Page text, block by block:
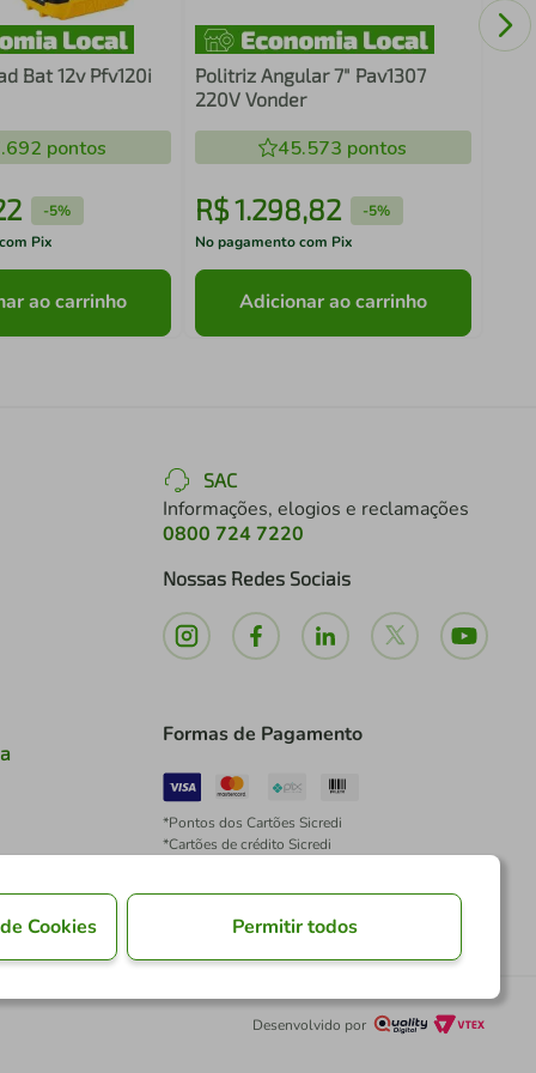
Bat 12v Pfv120i
pontos
-5%
Pix
ao carrinho
Politriz Angular 7" Pav1307
220V Vonder
45.573 pontos
R$1.298,82 -5%
No pagamento com Pix
Adicionar ao carrinho
SAC
Informações, elogios e reclamações
0800 724 7220
Nossas Redes Sociais
Formas de Pagamento
*Pontos dos Cartões Sicredi
*Cartões de crédito Sicredi
Desenvolvido por
Cookies Permitir todos